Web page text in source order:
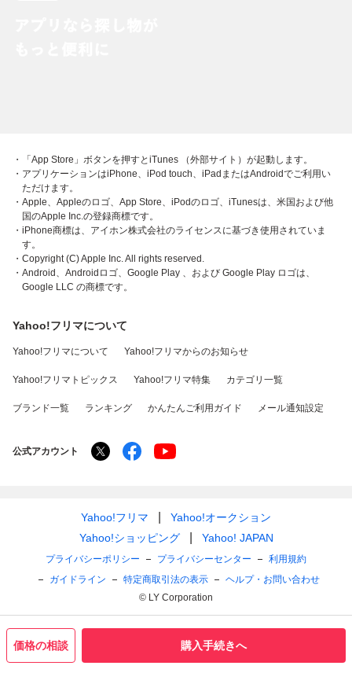
価格の相談 購入手続きへ
・「App Store」ボタンを押すとiTunes （外部サイト）が起動します。
・アプリケーションはiPhone、iPod touch、iPadまたはAndroidでご利用い
ただけます。
・Apple、Appleのロゴ、App Store、iPodのロゴ、iTunesは、米国および他
国のApple Inc.の登録商標です。
・iPhone商標は、アイホン株式会社のライセンスに基づき使用されていま
す。
・Copyright (C) Apple Inc. All rights reserved.
・Android、Androidロゴ、Google Play 、および Google Play ロゴは、
Google LLC の商標です。
Yahoo!フリマについて
Yahoo!フリマについて Yahoo!フリマからのお知らせ
Yahoo!フリマトピックス Yahoo!フリマ特集 カテゴリ一覧
ブランド一覧 ランキング かんたんご利用ガイド メール通知設定
公式アカウント
Yahoo!フリマ
Yahoo!オークション
Yahoo!ショッピング
Yahoo! JAPAN
プライバシーポリシー プライバシーセンター
利用規約
ガイドライン
特定商取引法の表示
ヘルプ・お問い合わせ
© LY Corporation